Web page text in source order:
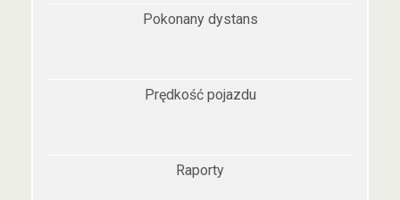
Pokonany dystans
Prędkość pojazdu
Raporty